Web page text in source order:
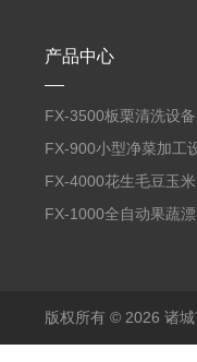
产品中心
FX-3500板栗清洗设备
全自动气泡清洗机
FX-900小型净菜加工
备野菜清洗机
FX-4000花生毛豆玉米
蒸煮漂烫机
FX-1000全自动果蔬漂
版权所有 © 2026 诸